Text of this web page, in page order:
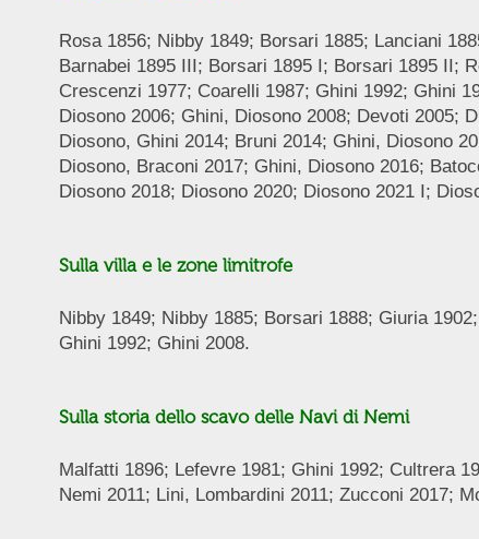
Rosa 1856; Nibby 1849; Borsari 1885; Lanciani
Barnabei 1895 III; Borsari 1895 I; Borsari 1895 II;
Crescenzi 1977; Coarelli 1987; Ghini 1992; Ghini
Diosono 2006; Ghini, Diosono 2008; Devoti 2005;
Diosono, Ghini 2014; Bruni 2014; Ghini, Diosono
Diosono, Braconi 2017; Ghini, Diosono 2016;
Diosono 2018; Diosono 2020; Diosono 2021 I;
Sulla villa e le zone limitrofe
Nibby 1849; Nibby 1885; Borsari 1888; Giuria
Ghini 1992; Ghini 2008.
Sulla storia dello scavo delle Navi di Nemi
Malfatti 1896; Lefevre 1981; Ghini 1992; Cultrera
Nemi 2011; Lini, Lombardini 2011; Zucconi 2017;